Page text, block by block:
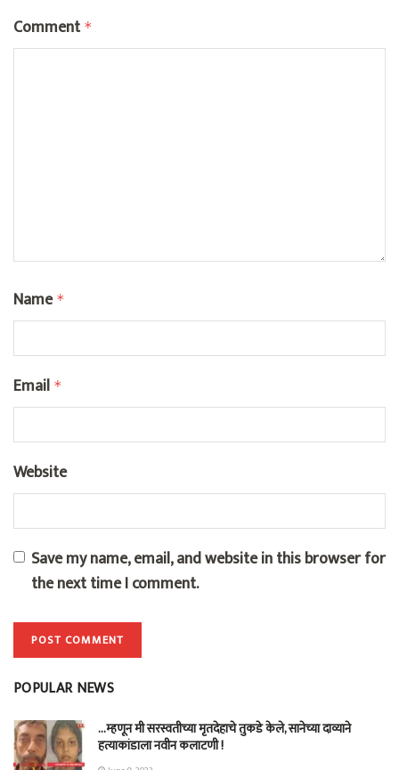
Comment *
Name *
Email *
Website
Save my name, email, and website in this browser for
the next time I comment.
POPULAR NEWS
…म्हणून मी सरस्वतीच्या मृतदेहाचे तुकडे केले, सानेच्या दाव्याने
हत्याकांडाला नवीन कलाटणी !